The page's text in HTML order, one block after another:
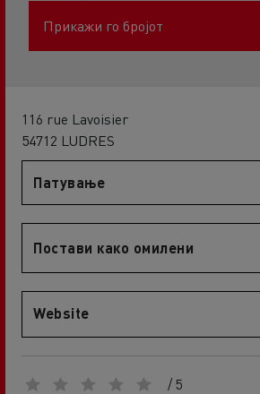
Прикажи го бројот
116 rue Lavoisier
54712 LUDRES
Патување
Постави како омилени
Website
/ 5